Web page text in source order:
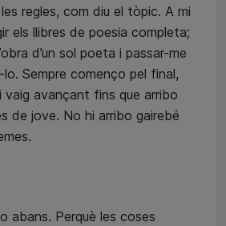
regles, com diu el tòpic. A mi
els llibres de poesia completa;
d’un sol poeta i passar-me
Sempre començo pel final,
vaig avançant fins que arribo
de jove. No hi arribo gairebé
abans. Perquè les coses